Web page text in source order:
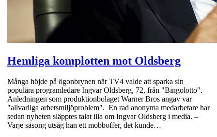
Hemliga komplotten mot Oldsberg
Många höjde på ögonbrynen när TV4 valde att sparka sin
populära programledare Ingvar Oldsberg, 72, från "Bingolotto".
Anledningen som produktionbolaget Warner Bros angav var
"allvarliga arbetsmiljöproblem". En rad anonyma medarbetare har
sedan nyheten släpptes talat illa om Ingvar Oldsberg i media. –
Varje säsong utsåg han ett mobboffer, det kunde…